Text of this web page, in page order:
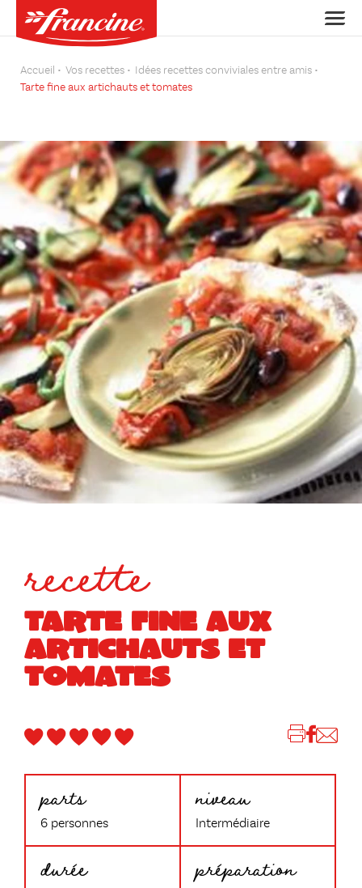
Accueil Vos recettes
Idées recettes conviviales entre amis
Tarte fine aux artichauts et tomates
recette
TARTE FINE AUX
ARTICHAUTS ET
TOMATES
parts
6 personnes
niveau
Intermédiaire
durée préparation